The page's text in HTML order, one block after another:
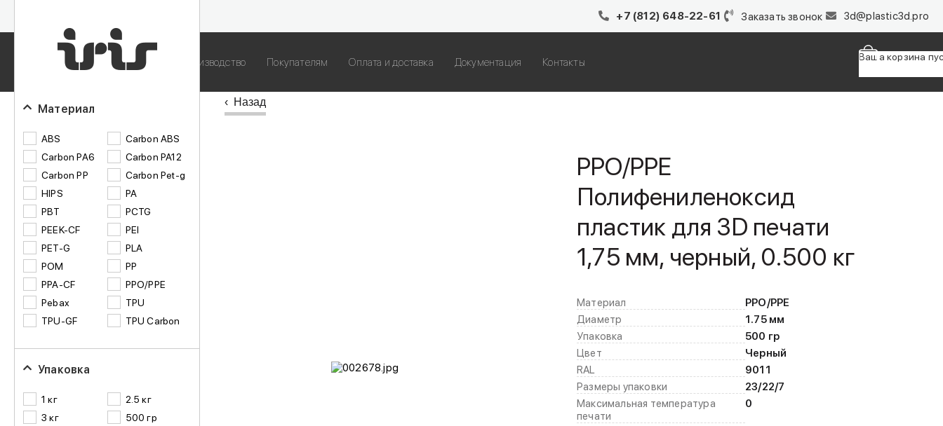
+7 (812) 648-22-61 Заказать звонок 3d@plastic3d.pro
О компании Вакансии Наше производство Покупателям Оплата и доставка Документация Контакты
Ваша корзина
Материал
ABS
Carbon ABS
Carbon PA6
Carbon PA12
Carbon PP
Carbon Pet-g
HIPS
PA
PBT
PCTG
PEEK-CF
PEI
PET-G
PLA
POM
PP
PPA-CF
PPO/PPE
Pebax
TPU
TPU-GF
TPU Carbon
Упаковка
1 кг
2.5 кг
3 кг
500 гр
PPO/PPE
Полифениленоксид
пластик для 3D печати
1,75 мм, черный, 0.500 кг
Материал
PPO/PPE
Диаметр
1.75 мм
Упаковка
500 гр
Цвет
Черный
RAL
9011
Размеры упаковки
23/22/7
Максимальная температура
печати
0